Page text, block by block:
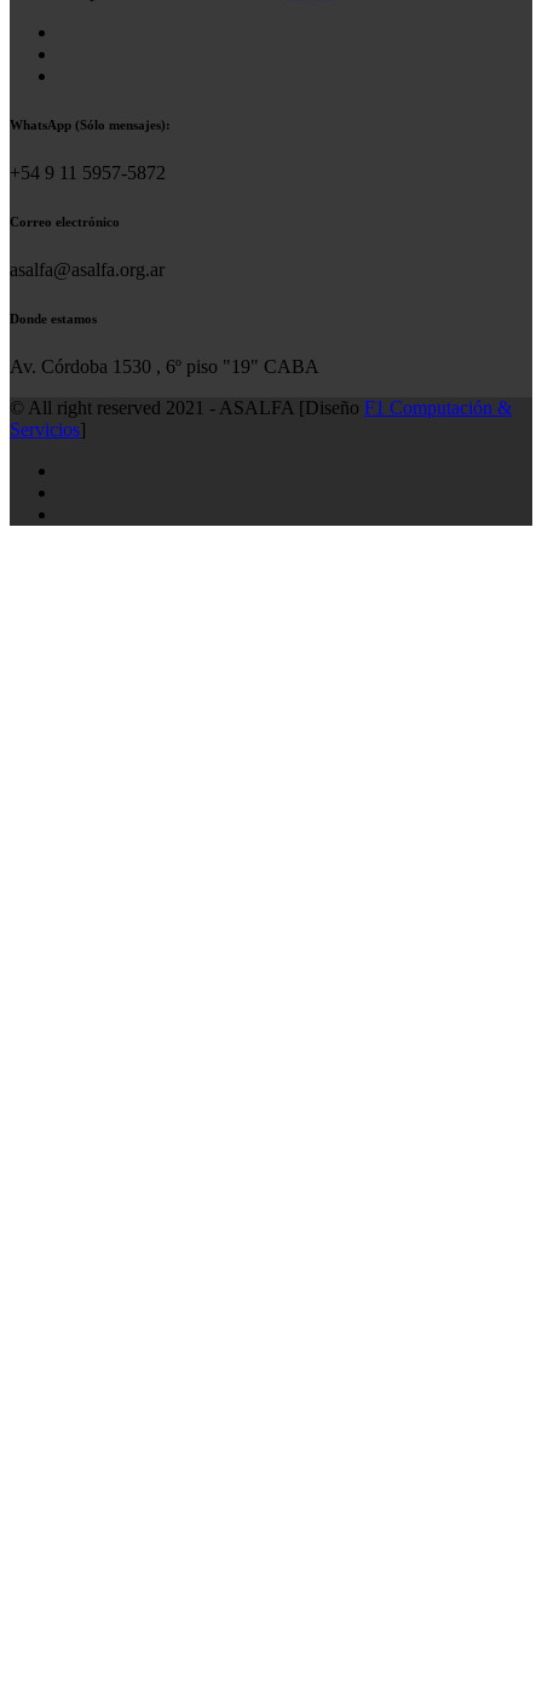
WhatsApp (Sólo mensajes):
+54 9 11 5957-5872
Correo electrónico
asalfa@asalfa.org.ar
Donde estamos
Av. Córdoba 1530 , 6º piso "19" CABA
© All right reserved 2021 - ASALFA [Diseño F1 Computación &
Servicios]